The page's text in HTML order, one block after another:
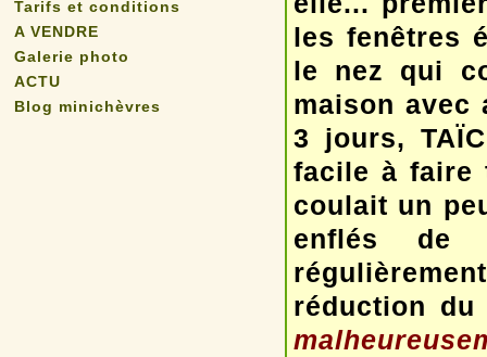
Tarifs et conditions
A VENDRE
Galerie photo
ACTU
Blog minichèvres
les fenêtres
le nez qui
maison avec
3 jours,
facile à faire
coulait un
enflés de
réduction